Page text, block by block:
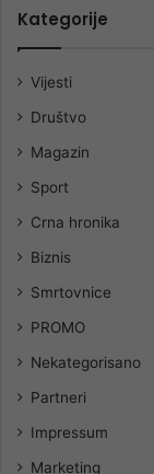
Kategorije
Vijesti
Društvo
Magazin
Sport
Crna hronika
Biznis
Smrtovnice
PROMO
Nekategorisano
Partneri
Impressum
Marketing